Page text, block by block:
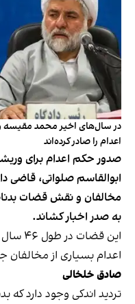
در سال‌های اخیر محمد مقیسه و
اعدام را صادر کرده‌اند
صدور حکم اعدام برای
ابوالقاسم صلواتی، قاضی
مخالفان و نقش قضات بدنام
به صدر اخبار کشاند.
این
اعدام بسیاری از مخالفان
صادق خلخالی
تردید اندکی وجود دارد که